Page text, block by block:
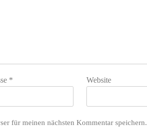
* Website
für meinen nächsten Kommentar speichern.